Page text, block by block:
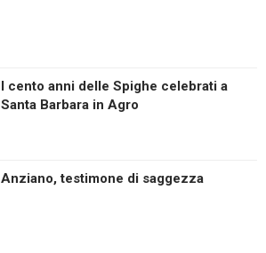
I cento anni delle Spighe celebrati a
Santa Barbara in Agro
Anziano, testimone di saggezza